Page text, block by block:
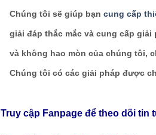
Chúng tôi sẽ giúp bạn cung cấp
giải đáp thắc mắc và cung cấp
và không hao mòn của chúng tôi,
Chúng tôi có các giải pháp được
Truy cập Fanpage để theo dõi tin